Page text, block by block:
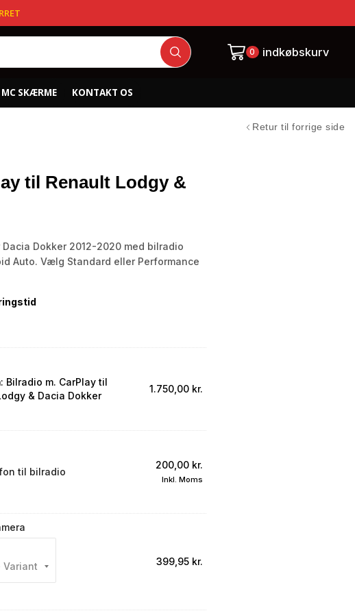
0 indkøbskurv
MC SKÆRME KONTAKT OS
Retur til forrige side
til Renault Lodgy &
Dokker 2012-2020 med bilradio
Auto. Vælg Standard eller Performance
Bilradio m. CarPlay til
& Dacia Dokker
1.750,00 kr.
til bilradio
200,00 kr.
Inkl. Moms
399,95 kr.